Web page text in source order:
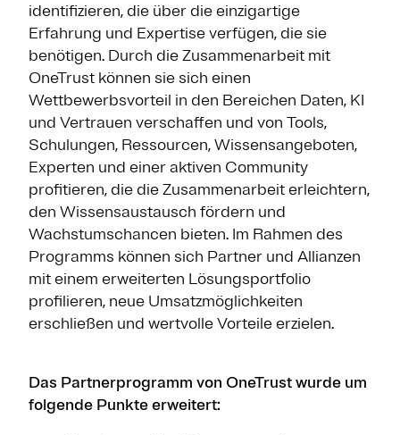
identifizieren, die über die einzigartige
Erfahrung und Expertise verfügen, die sie
benötigen. Durch die Zusammenarbeit mit
OneTrust können sie sich einen
Wettbewerbsvorteil in den Bereichen Daten, KI
und Vertrauen verschaffen und von Tools,
Schulungen, Ressourcen, Wissensangeboten,
Experten und einer aktiven Community
profitieren, die die Zusammenarbeit erleichtern,
den Wissensaustausch fördern und
Wachstumschancen bieten. Im Rahmen des
Programms können sich Partner und Allianzen
mit einem erweiterten Lösungsportfolio
profilieren, neue Umsatzmöglichkeiten
erschließen und wertvolle Vorteile erzielen.
Das Partnerprogramm von OneTrust wurde um
folgende Punkte erweitert: